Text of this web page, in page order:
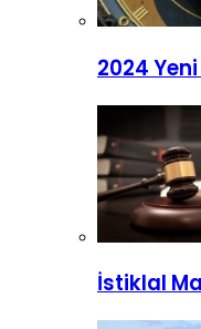
2024
İstiklal